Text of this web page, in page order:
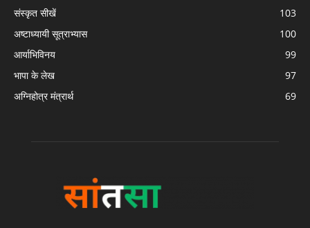
संस्कृत सीखें
103
अष्टाध्यायी सूत्राभ्यास
100
आर्याभिविनय
99
भापा के लेख
97
अग्निहोत्र मंत्रार्थ
69